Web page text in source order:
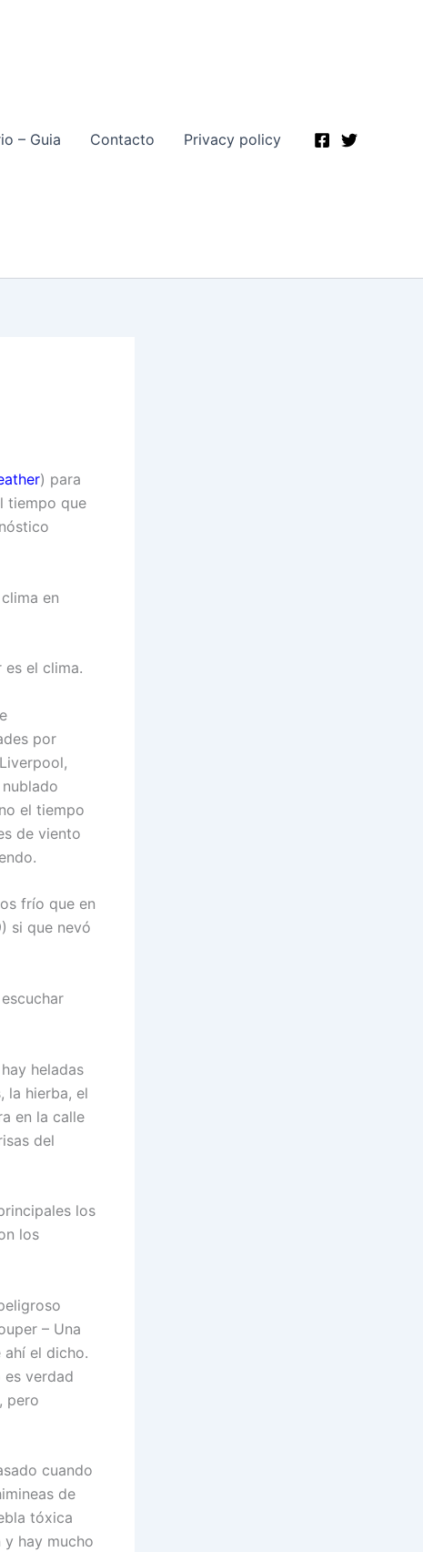
– Guia Contacto Privacy policy
) para
tiempo que
en
el clima.
por
el tiempo
de viento
frío que en
si que nevó
heladas
la hierba, el
en la calle
del
los
los
– Una
ahí el dicho.
es verdad
pero
cuando
de
tóxica
hay mucho